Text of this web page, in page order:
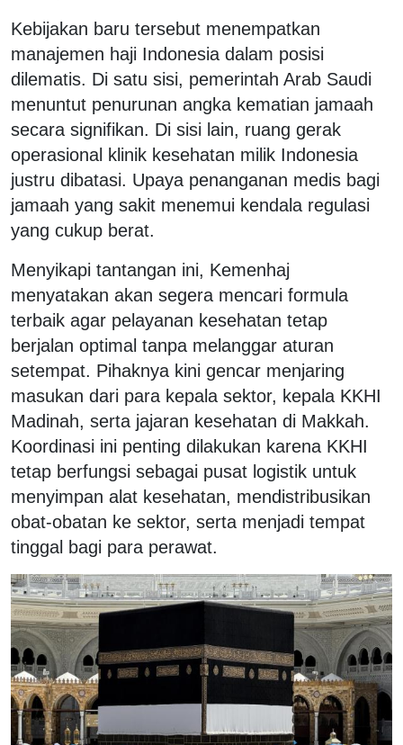
Kebijakan baru tersebut menempatkan
manajemen haji Indonesia dalam posisi
dilematis. Di satu sisi, pemerintah Arab Saudi
menuntut penurunan angka kematian jamaah
secara signifikan. Di sisi lain, ruang gerak
operasional klinik kesehatan milik Indonesia
justru dibatasi. Upaya penanganan medis bagi
jamaah yang sakit menemui kendala regulasi
yang cukup berat.
Menyikapi tantangan ini, Kemenhaj
menyatakan akan segera mencari formula
terbaik agar pelayanan kesehatan tetap
berjalan optimal tanpa melanggar aturan
setempat. Pihaknya kini gencar menjaring
masukan dari para kepala sektor, kepala KKHI
Madinah, serta jajaran kesehatan di Makkah.
Koordinasi ini penting dilakukan karena KKHI
tetap berfungsi sebagai pusat logistik untuk
menyimpan alat kesehatan, mendistribusikan
obat-obatan ke sektor, serta menjadi tempat
tinggal bagi para perawat.